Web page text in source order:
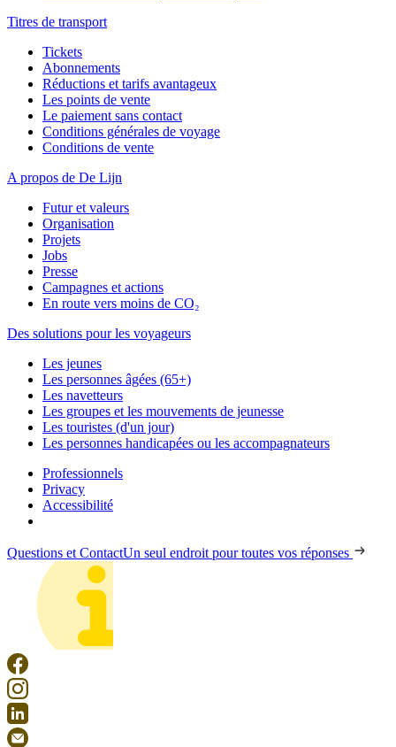
Titres de transport
Tickets
Abonnements
Réductions et tarifs avantageux
Les points de vente
Le paiement sans contact
Conditions générales de voyage
Conditions de vente
A propos de De Lijn
Futur et valeurs
Organisation
Projets
Jobs
Presse
Campagnes et actions
En route vers moins de CO₂
Des solutions pour les voyageurs
Les jeunes
Les personnes âgées (65+)
Les navetteurs
Les groupes et les mouvements de jeunesse
Les touristes (d'un jour)
Les personnes handicapées ou les accompagnateurs
Professionnels
Privacy
Accessibilité
Questions et ContactUn seul endroit pour toutes vos réponses